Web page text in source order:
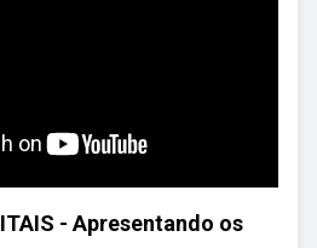
- Apresentando os